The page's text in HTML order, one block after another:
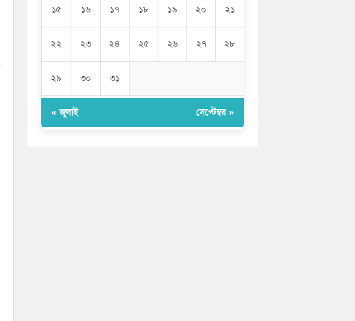
১৫ ১৬ ১৭ ১৮ ১৯ ২০ ২১
২২ ২৩ ২৪ ২৫ ২৬ ২৭ ২৮
২৯ ৩০ ৩১
« জুলাই সেপ্টেম্বর »